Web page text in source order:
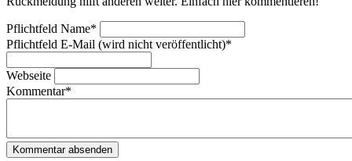
Pflichtfeld Name*
Pflichtfeld E-Mail (wird nicht veröffentlicht)*
Webseite
Kommentar*